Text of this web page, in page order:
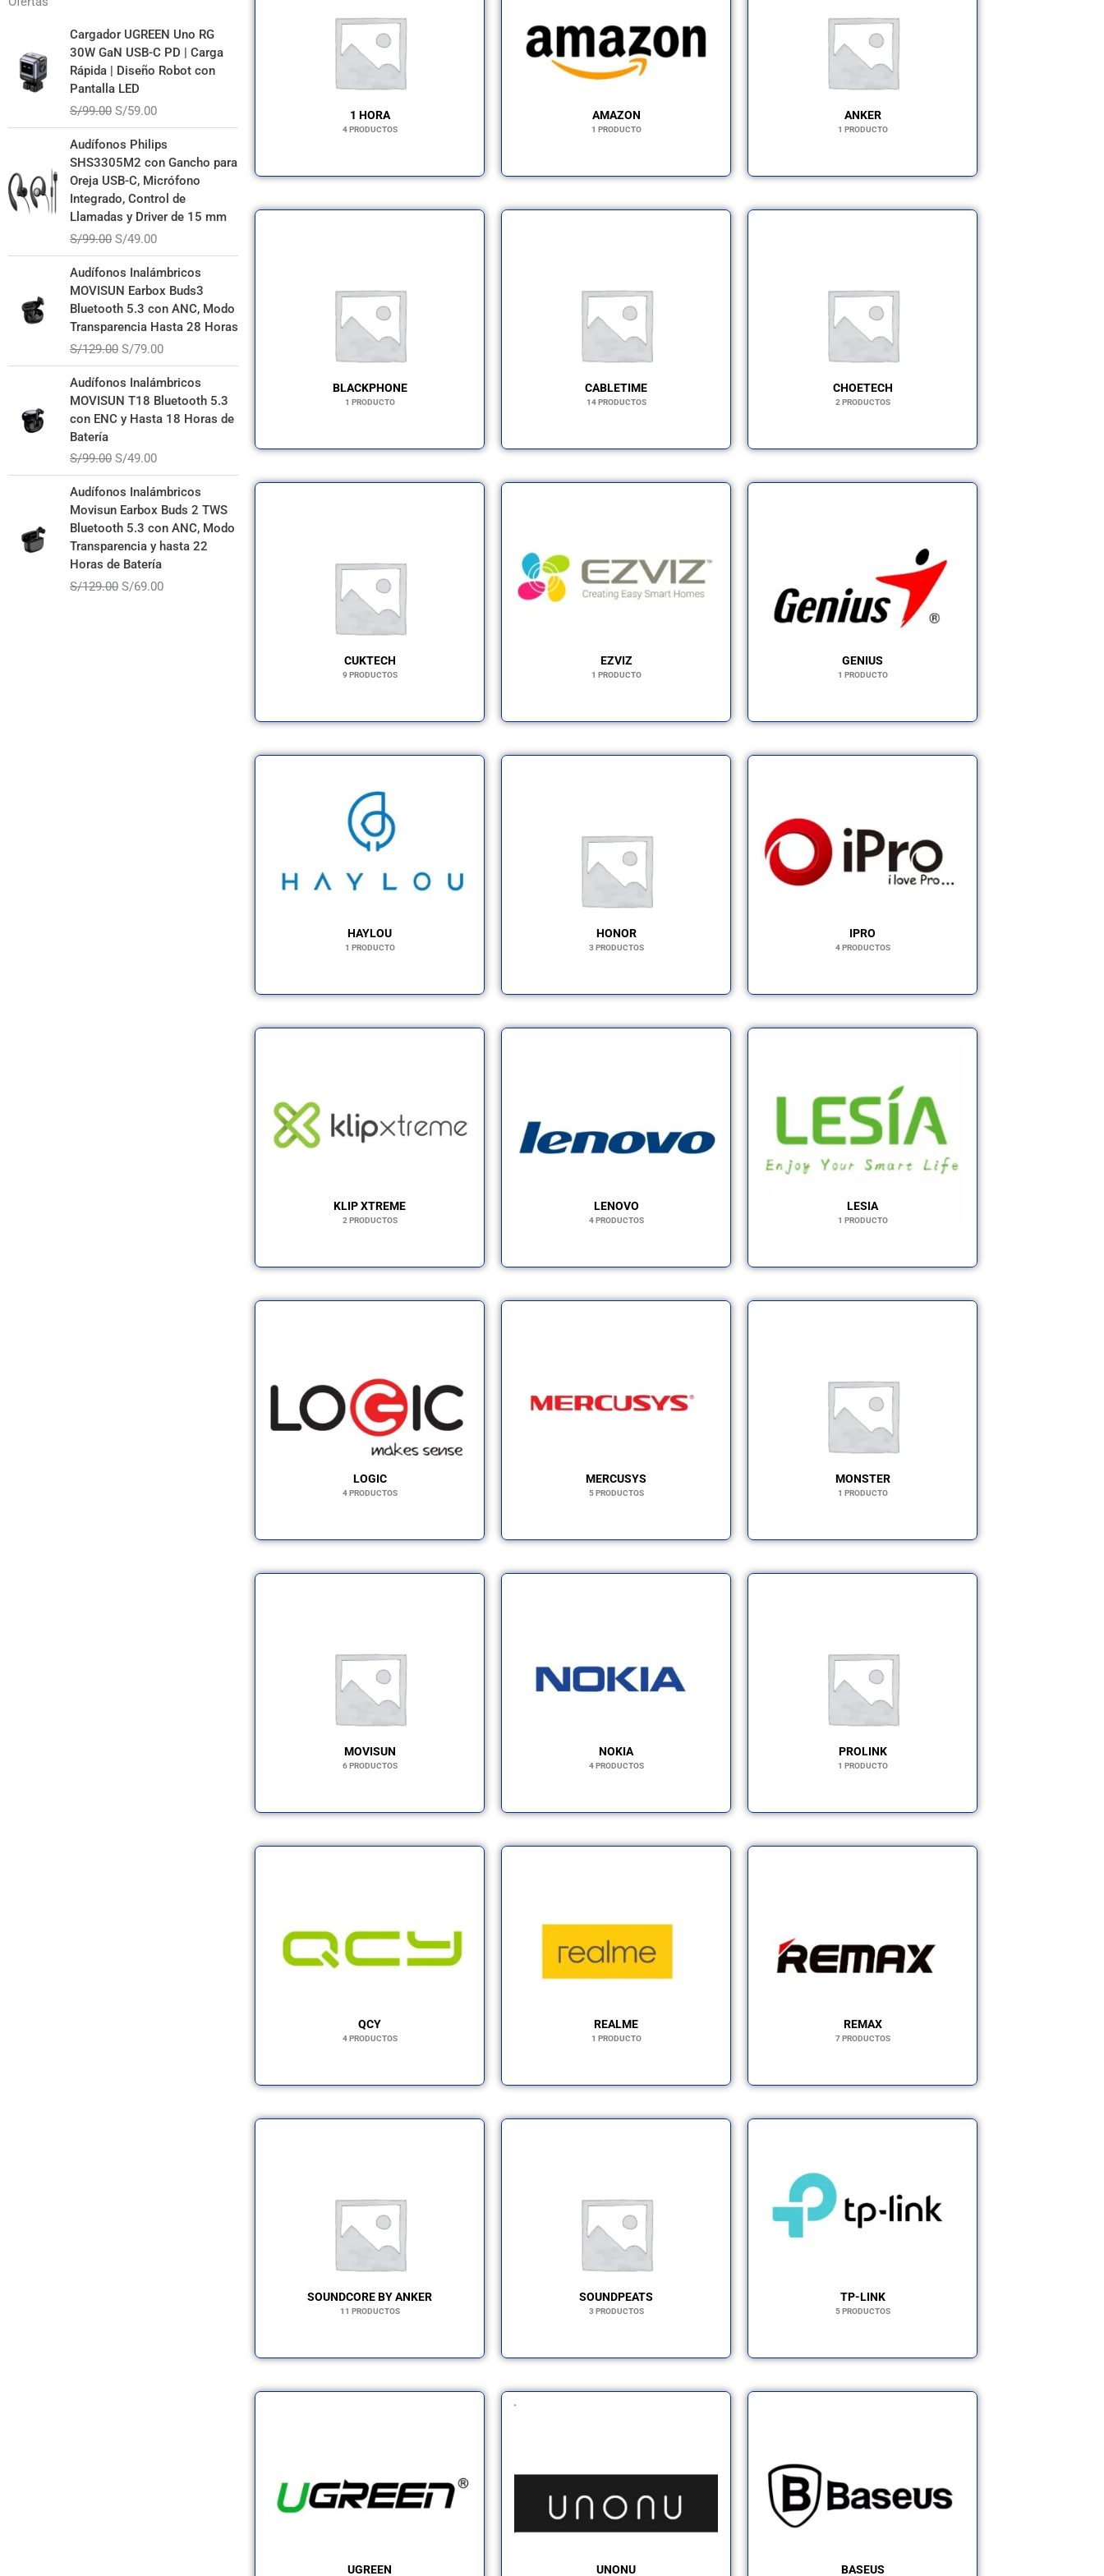
Cargador UGREEN Uno RG
30W GaN USB-C PD | Carga
Rápida | Diseño Robot con
Pantalla LED
S/99.00
precio
original
era:
S/59.00
El
precio
actual
Audífonos Philips
SHS3305M2 con Gancho para
Oreja USB-C, Micrófono
Integrado, Control de
Llamadas y Driver de 15 mm
S/99.00
precio
original
era:
S/99.00.
S/49.00
precio
actual
es:
S/49.00.
Audífonos Inalámbricos
MOVISUN Earbox Buds3
Bluetooth 5.3 con ANC, Modo
Transparencia Hasta 28 Horas
S/129.00
El
precio
original
era:
S/79.00
El
precio
actual
Audífonos Inalámbricos
MOVISUN T18 Bluetooth 5.3
con ENC y Hasta 18 Horas de
Batería
S/99.00
era:
S/49.00
precio
Audífonos Inalámbricos
Movisun Earbox Buds 2 TWS
Bluetooth 5.3 con ANC, Modo
Transparencia y hasta 22
Horas de Batería
S/129.00
El
precio
original
era:
S/129.00.
S/69.00
El
precio
actual
1 HORA
4 PRODUCTOS
AMAZON
1 PRODUCTO
ANKER
1 PRODUCTO
BLACKPHONE
1 PRODUCTO
CABLETIME
14 PRODUCTOS
CHOETECH
2 PRODUCTOS
CUKTECH
9 PRODUCTOS
EZVIZ
1 PRODUCTO
GENIUS
1 PRODUCTO
HAYLOU
1 PRODUCTO
HONOR
3 PRODUCTOS
IPRO
4 PRODUCTOS
KLIP XTREME
2 PRODUCTOS
LENOVO
4 PRODUCTOS
LESIA
1 PRODUCTO
LOGIC
4 PRODUCTOS
MERCUSYS
5 PRODUCTOS
MONSTER
1 PRODUCTO
MOVISUN
6 PRODUCTOS
NOKIA
4 PRODUCTOS
PROLINK
1 PRODUCTO
QCY
4 PRODUCTOS
REALME
1 PRODUCTO
REMAX
7 PRODUCTOS
SOUNDCORE BY ANKER
11 PRODUCTOS
SOUNDPEATS
3 PRODUCTOS
TP-LINK
5 PRODUCTOS
UGREEN UNONU BASEUS